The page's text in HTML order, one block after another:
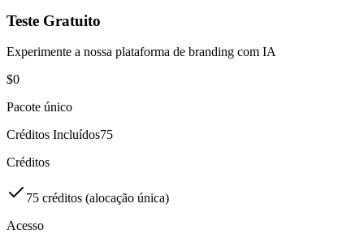
Teste Gratuito
Experimente a nossa plataforma de branding com IA
$0
Pacote único
Créditos Incluídos75
Créditos
75 créditos (alocação única)
Acesso